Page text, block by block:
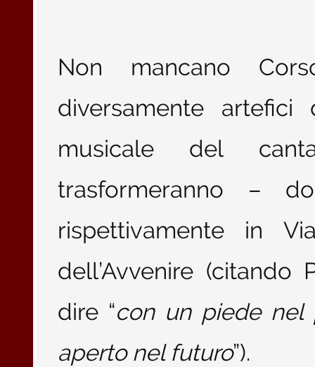
Non mancano
diversamente
musicale del
trasformeranno –
rispettivamente in
dell’Avvenire (citando
dire “con un piede nel
aperto nel futuro”).